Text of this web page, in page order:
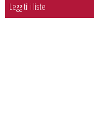
Legg til i liste